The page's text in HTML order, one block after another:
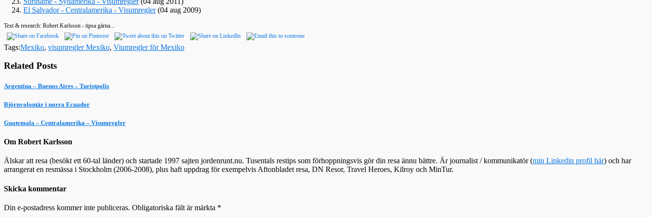
El Salvador - Centralamerika - Visumregler(04 aug 2009)
Text & research: Robert Karlsson - tipsa gärna...
Tags:Mexiko, visumregler Mexiko, Viumregler för Mexiko
Related Posts
Argentina – Buenos Aires – Turistpolis
Björnvolontär i norra Ecuador
Guatemala – Centralamerika – Visumregler
Om Robert Karlsson
Älskar att resa (besökt ett 60-tal länder) och startade 1997 sajten jordenrunt.nu. Tusentals restips som förhoppningsvis gör din resa ännu bättre. Är journalist / kommunikatör (min Linkedin profil här) och har
arrangerat en resmässa i Stockholm (2006-2008), plus haft uppdrag för exempelvis Aftonbladet resa, DN Resor, Travel Heroes, Kilroy och MinTur.
Skicka kommentar
Din e-postadress kommer inte publiceras. Obligatoriska fält är märkta *